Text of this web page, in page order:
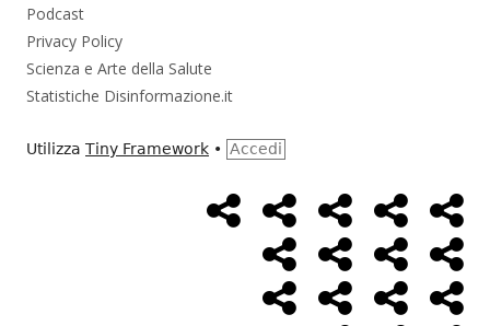
Podcast
Privacy Policy
Scienza e Arte della Salute
Statistiche Disinformazione.it
Utilizza Tiny Framework • Accedi
MenùHome
Page
Alimentazione
AmbienteBambini
Cancro ControlloEconomia
FarmaciMassoneriaNWO